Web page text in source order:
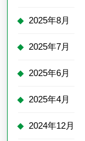
2025年8月
2025年7月
2025年6月
2025年4月
2024年12月